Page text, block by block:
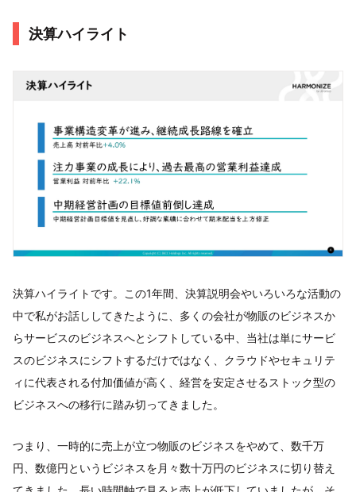
決算ハイライト
決算ハイライトです。この1年間、決算説明会やいろいろな活動の
中で私がお話ししてきたように、多くの会社が物販のビジネスか
らサービスのビジネスへとシフトしている中、当社は単にサービ
スのビジネスにシフトするだけではなく、クラウドやセキュリテ
ィに代表される付加価値が高く、経営を安定させるストック型の
ビジネスへの移行に踏み切ってきました。
つまり、一時的に売上が立つ物販のビジネスをやめて、数千万
円、数億円というビジネスを月々数十万円のビジネスに切り替え